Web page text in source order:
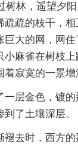
树林，遥望夕
疏疏的枝干，
巨大的网，网
小麻雀在树枝
寂寞的一景增
一层金色，镀
了土壤深层。
褪去时，西方